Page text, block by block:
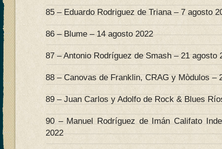
85 – Eduardo Rodriguez de Triana – 7 agosto
86 – Blume – 14 agosto 2022
87 – Antonio Rodríguez de Smash – 21 agosto
88 – Canovas de Franklin, CRAG y Mòdulos –
89 – Juan Carlos y Adolfo de Rock & Blues
90 – Manuel Rodríguez de Imán Califato
2022